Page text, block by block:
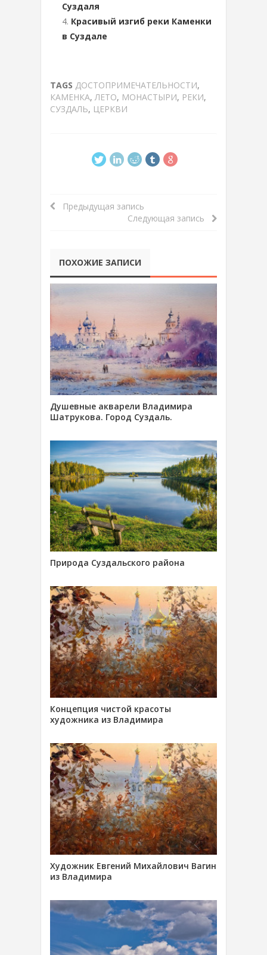
Суздаля
Красивый изгиб реки Каменки
в Суздале
TAGS ДОСТОПРИМЕЧАТЕЛЬНОСТИ,
КАМЕНКА,ЛЕТО, МОНАСТЫРИ, РЕКИ,
СУЗДАЛЬ, ЦЕРКВИ
Предыдущая запись
Следующая запись
ПОХОЖИЕ ЗАПИСИ
Душевные акварели Владимира
Шатрукова. Город Суздаль.
Природа Суздальского района
Концепция чистой красоты
художника из Владимира
Художник Евгений Михайлович Вагин
из Владимира